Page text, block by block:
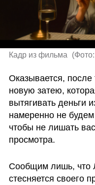
Кадр из фильма (
Оказывается,
новую затею,
вытягивать деньги
намеренно не
чтобы не лишать
просмотра.
Сообщим лишь, что
стесняется своего